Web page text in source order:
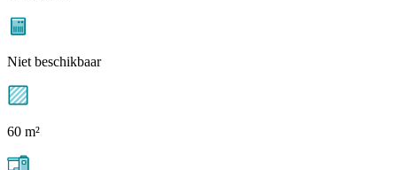
Niet beschikbaar
60 m²